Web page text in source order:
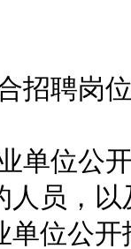
聘岗位
位公开
人员，
单位公